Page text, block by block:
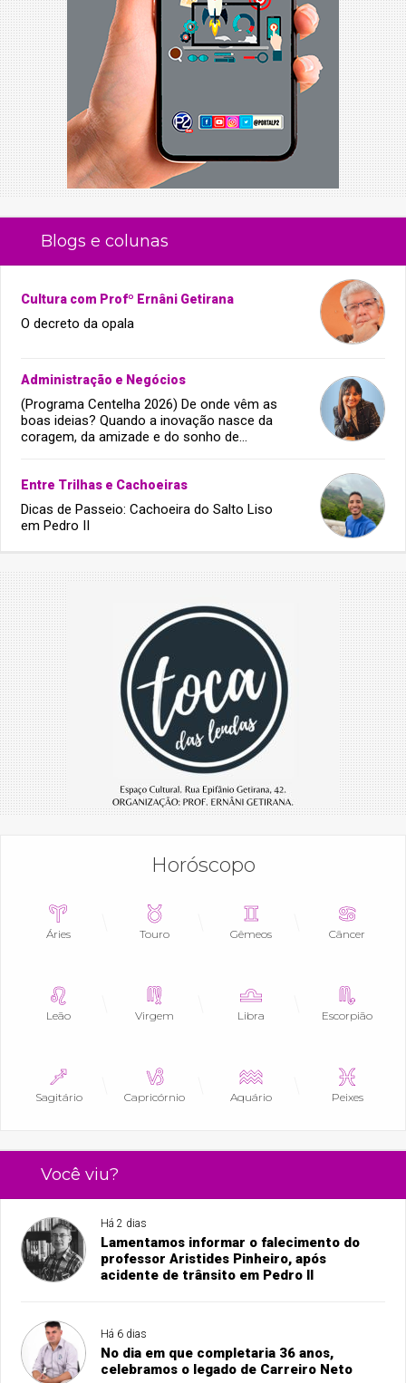
Blogs e colunas
Cultura com Profº Ernâni Getirana
O decreto da opala
Administração e Negócios
(Programa Centelha 2026) De onde vêm as
boas ideias? Quando a inovação nasce da
coragem, da amizade e do sonho de
Entre Trilhas e Cachoeiras
Dicas de Passeio: Cachoeira do Salto Liso
em Pedro II
Horóscopo
Áries Touro Gêmeos Câncer
Leão Virgem Libra Escorpião
Sagitário Capricórnio Aquário Peixes
Você viu?
Há 2 dias
Lamentamos informar o falecimento do
professor Aristides Pinheiro, após
acidente de trânsito em Pedro II
Há 6 dias
No dia em que completaria 36 anos,
celebramos o legado de Carreiro Neto